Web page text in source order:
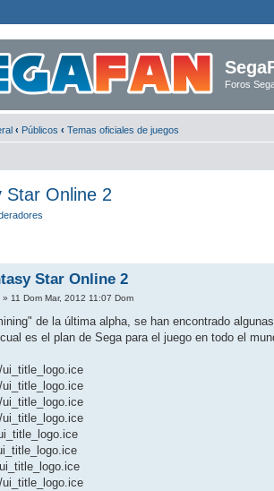
Foros
‹ Públicos ‹ Temas oficiales de juegos
Star Online 2
Star Online 2
» 11 Dom Mar, 2012 11:07 Dom
de la última alpha, se han encontrado
es el plan de Sega para el juego en todo el
ui_title_logo.ice
ui_title_logo.ice
ui_title_logo.ice
ui_title_logo.ice
ui_title_logo.ice